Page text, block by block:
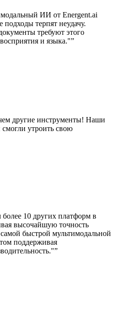
ИИ от Energent.ai
подходы терпят неудачу.
требуют этого
и языка."”
другие инструменты! Наши
утроить свою
10 других платформ в
высочайшую точность
быстрой мультимодальной
поддерживая
”